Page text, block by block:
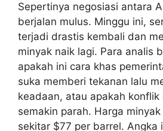
Sepertinya negosiasi antara
berjalan mulus. Minggu ini,
terjadi drastis kembali dan
minyak naik lagi. Para analis
apakah ini cara khas
suka memberi tekanan lalu
keadaan, atau apakah
semakin parah. Harga
sekitar $77 per barrel. Angka